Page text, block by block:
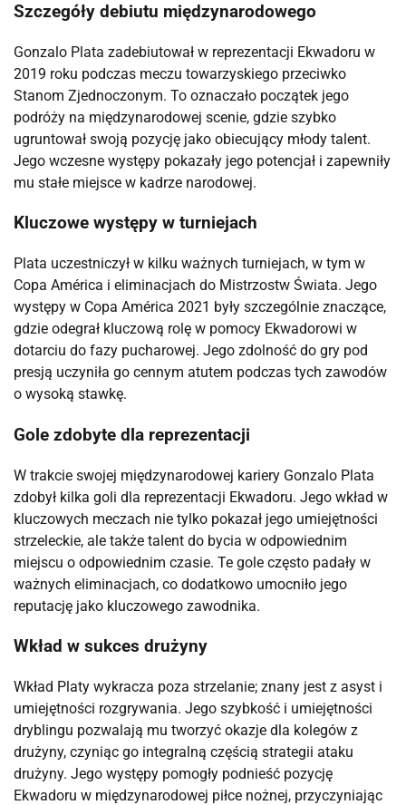
Szczegóły debiutu międzynarodowego
Gonzalo Plata zadebiutował w reprezentacji Ekwadoru w
2019 roku podczas meczu towarzyskiego przeciwko
Stanom Zjednoczonym. To oznaczało początek jego
podróży na międzynarodowej scenie, gdzie szybko
ugruntował swoją pozycję jako obiecujący młody talent.
Jego wczesne występy pokazały jego potencjał i zapewniły
mu stałe miejsce w kadrze narodowej.
Kluczowe występy w turniejach
Plata uczestniczył w kilku ważnych turniejach, w tym w
Copa América i eliminacjach do Mistrzostw Świata. Jego
występy w Copa América 2021 były szczególnie znaczące,
gdzie odegrał kluczową rolę w pomocy Ekwadorowi w
dotarciu do fazy pucharowej. Jego zdolność do gry pod
presją uczyniła go cennym atutem podczas tych zawodów
o wysoką stawkę.
Gole zdobyte dla reprezentacji
W trakcie swojej międzynarodowej kariery Gonzalo Plata
zdobył kilka goli dla reprezentacji Ekwadoru. Jego wkład w
kluczowych meczach nie tylko pokazał jego umiejętności
strzeleckie, ale także talent do bycia w odpowiednim
miejscu o odpowiednim czasie. Te gole często padały w
ważnych eliminacjach, co dodatkowo umocniło jego
reputację jako kluczowego zawodnika.
Wkład w sukces drużyny
Wkład Platy wykracza poza strzelanie; znany jest z asyst i
umiejętności rozgrywania. Jego szybkość i umiejętności
dryblingu pozwalają mu tworzyć okazje dla kolegów z
drużyny, czyniąc go integralną częścią strategii ataku
drużyny. Jego występy pomogły podnieść pozycję
Ekwadoru w międzynarodowej piłce nożnej, przyczyniając